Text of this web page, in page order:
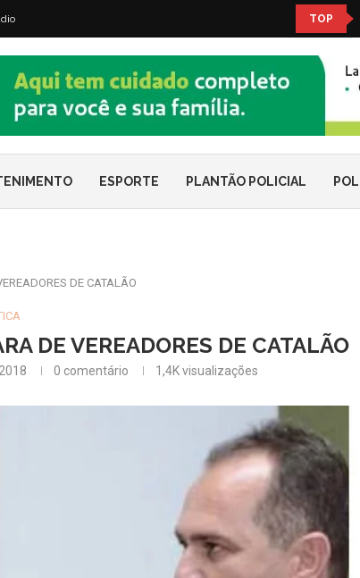
TOP
ESPORTE PLANTÃO POLICIAL
DE CATALÃO
DE VEREADORES DE CATALÃO
0 comentário 1,4Kvisualizações